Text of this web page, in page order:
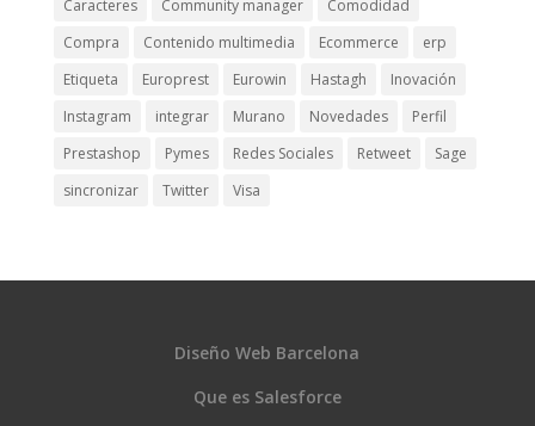
Caracteres
Community manager
Comodidad
Compra
Contenido multimedia Ecommerce
erp
Etiqueta
Europrest Eurowin Hastagh
Inovación
Instagram
integrar Murano Novedades
Perfil
Prestashop
Pymes Redes Sociales Retweet
Sage
sincronizar
Twitter Visa
Diseño Web Barcelona
Que es Salesforce